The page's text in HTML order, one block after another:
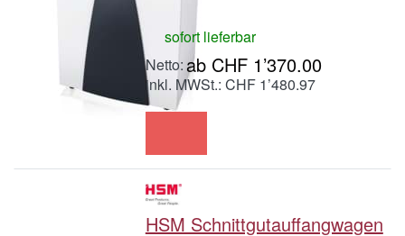
sofort lieferbar
ab CHF 1’370.00
inkl. MWSt.: CHF 1’480.97
HSM Schnittgutauffangwagen